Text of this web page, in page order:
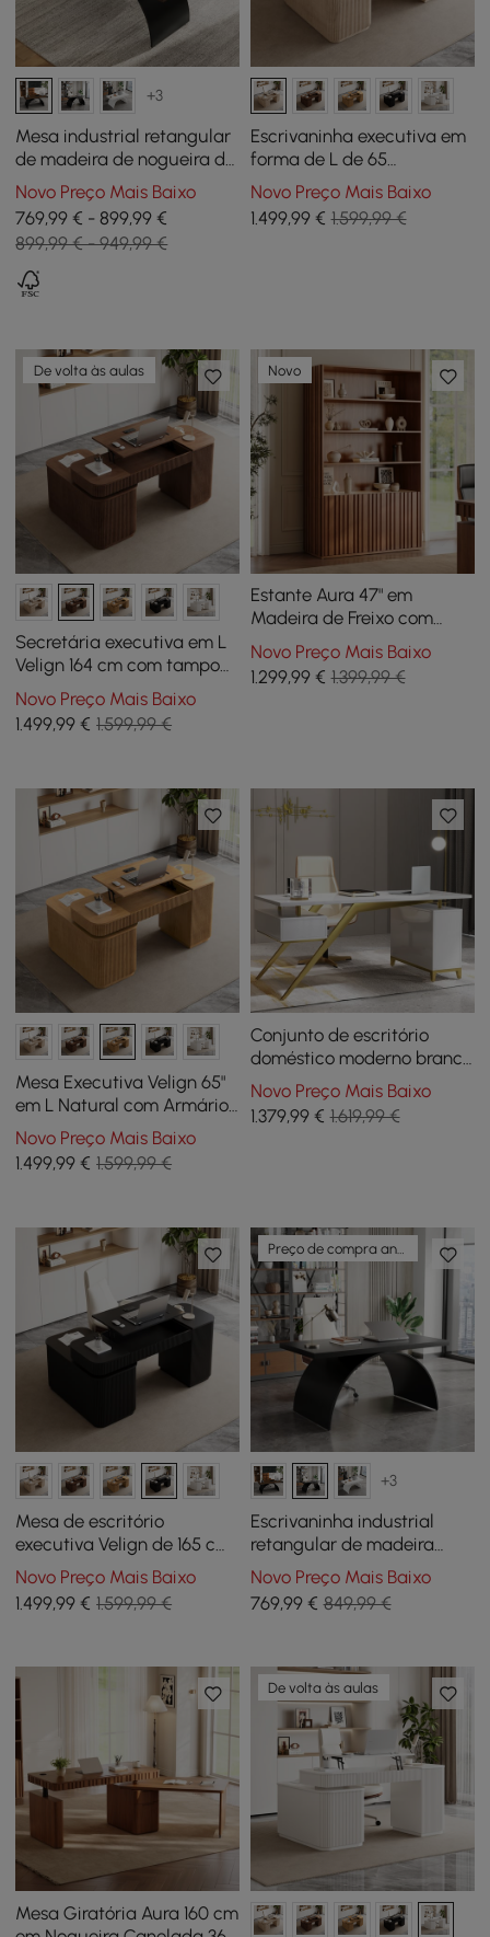
+3
Mesa industrial retangular
de madeira de nogueira de
180 cm com base de metal
Novo Preço Mais Baixo
769,99 € - 899,99 €
899,99 € - 949,99 €
Escrivaninha executiva em
forma de L de 65
polegadas Velign em tom
esbranquiçado com
gabinete lateral direito
Novo Preço Mais Baixo
1.499,99€ 1.599,99 €
De volta às aulas
Secretária executiva em L
Velign 164 cm com tampo
elevável, gavetas e armário
lateral direito nogueira
Novo Preço Mais Baixo
1.499,99 € 1.599,99 €
Novo
Estante Aura 47" em
Madeira de Freixo com
Ranhuras e Tampo em
Pedra Sintetizada
Novo Preço Mais Baixo
1.299,99€ 1.399,99 €
Mesa Executiva Velign 65"
em L Natural com Armário
Lateral Direito
Novo Preço Mais Baixo
1.499,99 € 1.599,99 €
Conjunto de escritório
doméstico moderno branco
de 71 polegadas,
escrivaninha executiva de
madeira e cadeira
Novo Preço Mais Baixo
1.379,99€ 1.619,99 €
Mesa de escritório
executiva Velign de 165 cm
em L preta com armário do
lado direito
Novo Preço Mais Baixo
1.499,99 € 1.599,99 €
+3
Escrivaninha industrial
retangular de madeira
preta de 63" com base de
metal
Novo Preço Mais Baixo
769,99€ 849,99 €
Mesa Giratória Aura 160 cm
De volta às aulas